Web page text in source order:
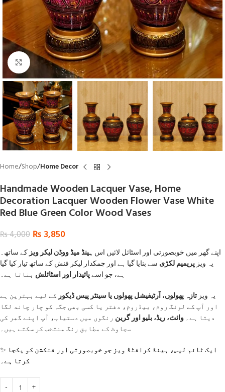
Click to enlarge
Home Shop Home Decor
Handmade Wooden Lacquer Vase, Home
Decoration Lacquer Wooden Flower Vase White
Red Blue Green Color Wood Vases
₨4,000 ₨ 3,850
اپنے گھر میں خوبصورتی اور اسٹائل لائیں اس ہینڈ میڈ ووڈن لیکر ویزکے ساتھ۔
یہ ویزپریمیم لکڑی سے بنایا گیا ہے اور چمکدار لیکر فنش کے ساتھ تیار کیا گیا
ہے، جو اسےپائیدار اور اسٹائلش بناتا ہے۔
یہ ویزتازہ پھولوں، آرٹیفیشل پھولوں یا سینٹر پیس ڈیکورکے لیے بہترین ہے
اور آپ کے لونگ روم، بیڈروم، دفتر یا کسی بھی جگہ کو چار چاند لگا
دیتا ہے۔ وائٹ، ریڈ، بلیو اور گرین رنگوں میں دستیاب، آپ اپنے گھر کی
سجاوٹ کے مطابق رنگ منتخب کر سکتے ہیں۔
✨ ایک ٹائم لیس، ہینڈ کرافٹڈ ویز جو خوبصورتی اور فنکشن کو یکجا
کرتا ہے۔